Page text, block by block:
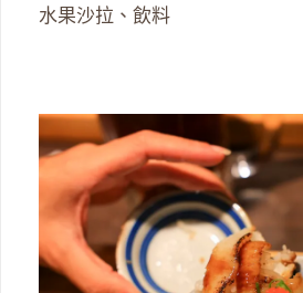
水果沙拉、飲料